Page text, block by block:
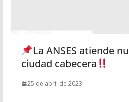
La ANSES atiende
ciudad cabecera
25 de abril de 2023